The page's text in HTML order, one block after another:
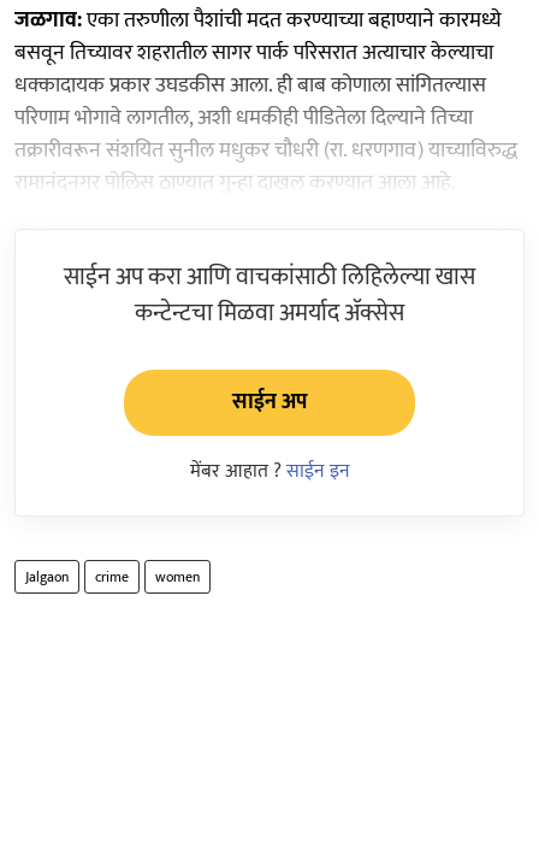
जळगाव:एका तरुणीला पैशांची मदत करण्याच्या बहाण्याने कारमध्ये
बसवून तिच्यावर शहरातील सागर पार्क परिसरात अत्याचार केल्याचा
धक्कादायक प्रकार उघडकीस आला. ही बाब कोणाला सांगितल्यास
परिणाम भोगावे लागतील, अशी धमकीही पीडितेला दिल्याने तिच्या
तक्रारीवरून संशयित सुनील मधुकर चौधरी (रा. धरणगाव) याच्याविरुद्ध
रामानंदनगर पोलिस ठाण्यात गुन्हा दाखल करण्यात आला आहे.
साईन अप करा आणि वाचकांसाठी लिहिलेल्या खास
कन्टेन्टचा मिळवा अमर्याद ॲक्सेस
साईन अप
मेंबर आहात ?साईन इन
Jalgaon crime women